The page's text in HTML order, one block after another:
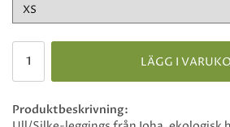
LÄGG I
Produktbeskrivning: